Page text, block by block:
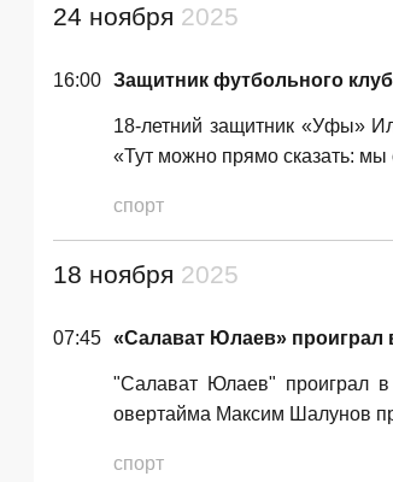
24 ноября 2025
16:00 Защитник футбольного
18-летний защитник «Уфы»
«Тут можно прямо сказать: мы
спорт
18 ноября 2025
07:45 «Салават Юлаев» проиграл
"Салават Юлаев" проиграл в
овертайма Максим Шалунов
спорт